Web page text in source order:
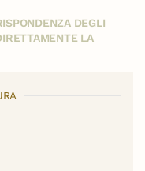
DEGLI
LA